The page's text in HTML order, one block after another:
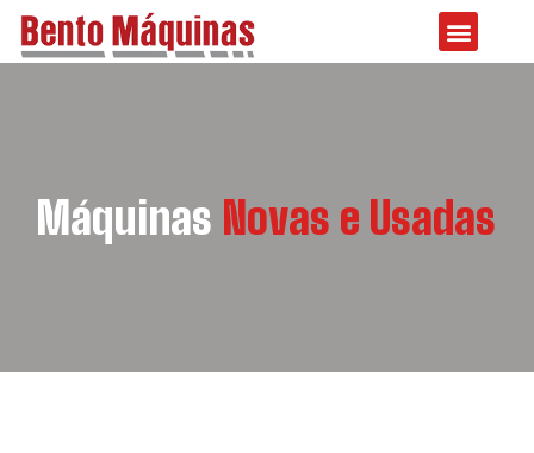
Máquinas Novas e Usadas